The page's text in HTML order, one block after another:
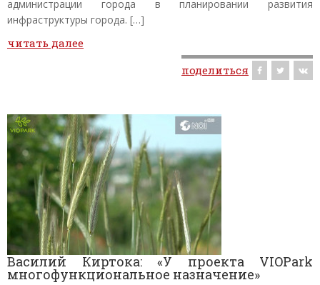
администрации города в планировании развития
инфраструктуры города. […]
читать далее
поделиться
Василий Киртока: «У проекта VIOPark
многофункциональное назначение»